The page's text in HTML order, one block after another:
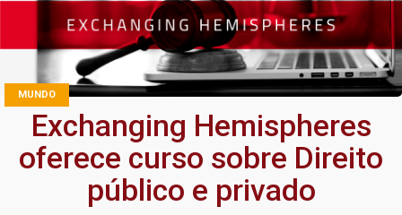
MUNDO
Exchanging Hemispheres
oferece curso sobre Direito
público e privado